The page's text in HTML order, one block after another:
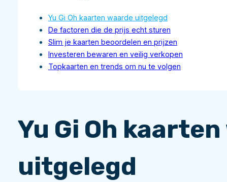
Yu Gi Oh kaarten waarde uitgelegd
De factoren die de prijs echt sturen
Slim je kaarten beoordelen en prijzen
Investeren bewaren en veilig verkopen
Topkaarten en trends om nu te volgen
Yu Gi Oh
uitgelegd